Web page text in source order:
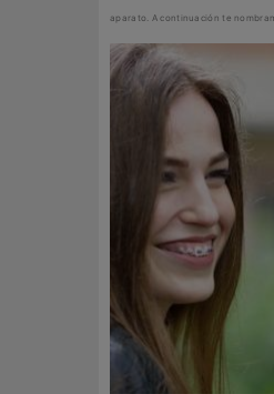
aparato. A continuación te